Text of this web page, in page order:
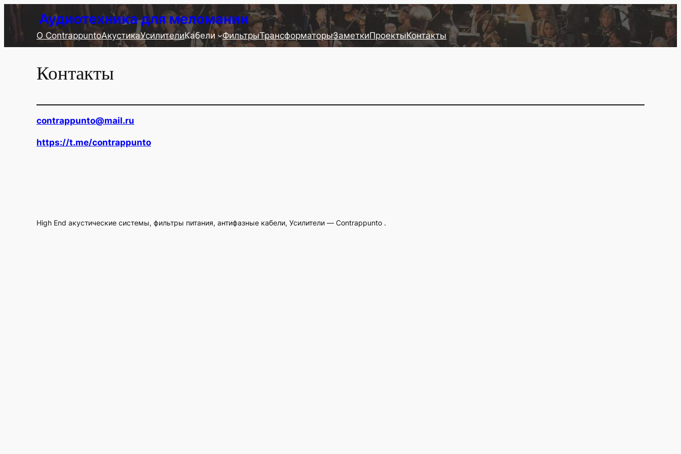
Перейти
содержимому
Аудиотехника для меломании
О ContrappuntoАкустикаУсилителиКабели ФильтрыТрансформаторыЗаметкиПроектыКонтакты
Контакты
contrappunto@mail.ru
https://t.me/contrappunto
High End акустические системы, фильтры питания, антифазные кабели, Усилители — Contrappunto .